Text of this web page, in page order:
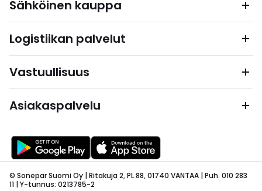
Sähköinen kauppa
Logistiikan palvelut
Vastuullisuus
Asiakaspalvelu
© Sonepar Suomi Oy | Ritakuja 2, PL 88, 01740 VANTAA | Puh. 010 283
11 | Y-tunnus: 0213785-2